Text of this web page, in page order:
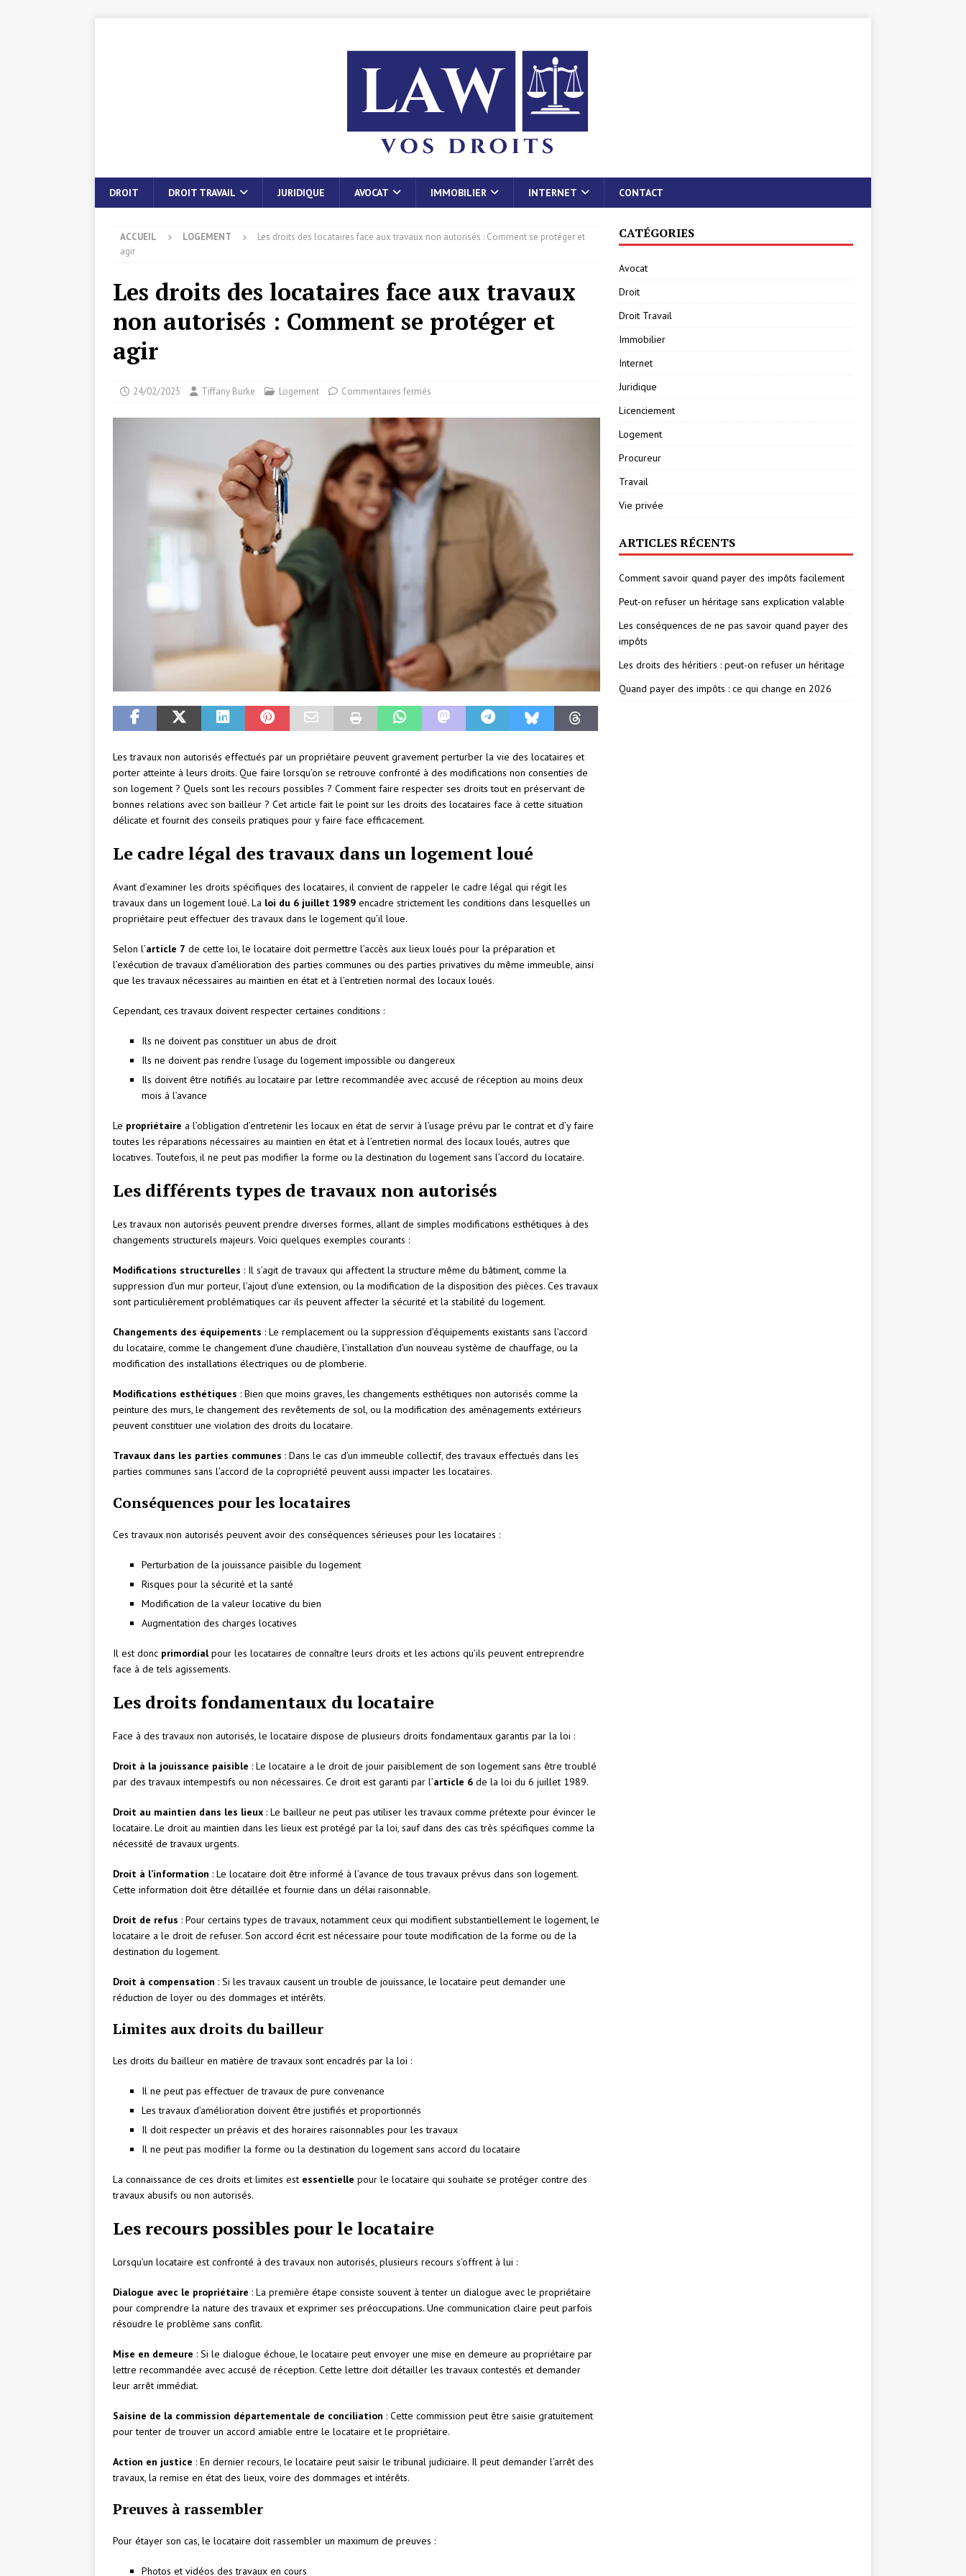
DROIT DROIT TRAVAIL JURIDIQUE AVOCAT IMMOBILIER INTERNET CONTACT
ACCUEIL LOGEMENT
Les droits des locataires face aux travaux non autorisés : Comment se protéger et
agir
Les droits des locataires face aux travaux
non autorisés : Comment se protéger et
agir
24/02/2025 Tiffany Burke Logement Commentaires fermés
Les travaux non autorisés effectués par un propriétaire peuvent gravement perturber la vie des locataires et
porter atteinte à leurs droits. Que faire lorsqu’on se retrouve confronté à des modifications non consenties de
son logement ? Quels sont les recours possibles ? Comment faire respecter ses droits tout en préservant de
bonnes relations avec son bailleur ? Cet article fait le point sur les droits des locataires face à cette situation
délicate et fournit des conseils pratiques pour y faire face efficacement.
Le cadre légal des travaux dans un logement loué
Avant d’examiner les droits spécifiques des locataires, il convient de rappeler le cadre légal qui régit les
travaux dans un logement loué. La loi du 6 juillet 1989 encadre strictement les conditions dans lesquelles un
propriétaire peut effectuer des travaux dans le logement qu’il loue.
Selon l’article 7 de cette loi, le locataire doit permettre l’accès aux lieux loués pour la préparation et
l’exécution de travaux d’amélioration des parties communes ou des parties privatives du même immeuble, ainsi
que les travaux nécessaires au maintien en état et à l’entretien normal des locaux loués.
Cependant, ces travaux doivent respecter certaines conditions :
Ils ne doivent pas constituer un abus de droit
Ils ne doivent pas rendre l’usage du logement impossible ou dangereux
Ils doivent être notifiés au locataire par lettre recommandée avec accusé de réception au moins deux
mois à l’avance
Le propriétaire a l’obligation d’entretenir les locaux en état de servir à l’usage prévu par le contrat et d’y faire
toutes les réparations nécessaires au maintien en état et à l’entretien normal des locaux loués, autres que
locatives. Toutefois, il ne peut pas modifier la forme ou la destination du logement sans l’accord du locataire.
Les différents types de travaux non autorisés
Les travaux non autorisés peuvent prendre diverses formes, allant de simples modifications esthétiques à des
changements structurels majeurs. Voici quelques exemples courants :
Modifications structurelles : Il s’agit de travaux qui affectent la structure même du bâtiment, comme la
suppression d’un mur porteur, l’ajout d’une extension, ou la modification de la disposition des pièces. Ces travaux
sont particulièrement problématiques car ils peuvent affecter la sécurité et la stabilité du logement.
Changements des équipements : Le remplacement ou la suppression d’équipements existants sans l’accord
du locataire, comme le changement d’une chaudière, l’installation d’un nouveau système de chauffage, ou la
modification des installations électriques ou de plomberie.
Modifications esthétiques : Bien que moins graves, les changements esthétiques non autorisés comme la
peinture des murs, le changement des revêtements de sol, ou la modification des aménagements extérieurs
peuvent constituer une violation des droits du locataire.
Travaux dans les parties communes : Dans le cas d’un immeuble collectif, des travaux effectués dans les
parties communes sans l’accord de la copropriété peuvent aussi impacter les locataires.
Conséquences pour les locataires
Ces travaux non autorisés peuvent avoir des conséquences sérieuses pour les locataires :
Perturbation de la jouissance paisible du logement
Risques pour la sécurité et la santé
Modification de la valeur locative du bien
Augmentation des charges locatives
Il est donc primordialpour les locataires de connaître leurs droits et les actions qu’ils peuvent entreprendre
face à de tels agissements.
Les droits fondamentaux du locataire
Face à des travaux non autorisés, le locataire dispose de plusieurs droits fondamentaux garantis par la loi :
Droit à la jouissance paisible : Le locataire a le droit de jouir paisiblement de son logement sans être troublé
par des travaux intempestifs ou non nécessaires. Ce droit est garanti par l’article 6 de la loi du 6 juillet 1989.
Droit au maintien dans les lieux : Le bailleur ne peut pas utiliser les travaux comme prétexte pour évincer le
locataire. Le droit au maintien dans les lieux est protégé par la loi, sauf dans des cas très spécifiques comme la
nécessité de travaux urgents.
Droit à l’information : Le locataire doit être informé à l’avance de tous travaux prévus dans son logement.
Cette information doit être détaillée et fournie dans un délai raisonnable.
Droit de refus : Pour certains types de travaux, notamment ceux qui modifient substantiellement le logement, le
locataire a le droit de refuser. Son accord écrit est nécessaire pour toute modification de la forme ou de la
destination du logement.
Droit à compensation : Si les travaux causent un trouble de jouissance, le locataire peut demander une
réduction de loyer ou des dommages et intérêts.
Limites aux droits du bailleur
Les droits du bailleur en matière de travaux sont encadrés par la loi :
Il ne peut pas effectuer de travaux de pure convenance
Les travaux d’amélioration doivent être justifiés et proportionnés
Il doit respecter un préavis et des horaires raisonnables pour les travaux
Il ne peut pas modifier la forme ou la destination du logement sans accord du locataire
La connaissance de ces droits et limites est essentielle pour le locataire qui souhaite se protéger contre des
travaux abusifs ou non autorisés.
Les recours possibles pour le locataire
Lorsqu’un locataire est confronté à des travaux non autorisés, plusieurs recours s’offrent à lui :
Dialogue avec le propriétaire : La première étape consiste souvent à tenter un dialogue avec le propriétaire
pour comprendre la nature des travaux et exprimer ses préoccupations. Une communication claire peut parfois
résoudre le problème sans conflit.
Mise en demeure : Si le dialogue échoue, le locataire peut envoyer une mise en demeure au propriétaire par
lettre recommandée avec accusé de réception. Cette lettre doit détailler les travaux contestés et demander
leur arrêt immédiat.
Saisine de la commission départementale de conciliation : Cette commission peut être saisie gratuitement
pour tenter de trouver un accord amiable entre le locataire et le propriétaire.
Action en justice : En dernier recours, le locataire peut saisir le tribunal judiciaire. Il peut demander l’arrêt des
travaux, la remise en état des lieux, voire des dommages et intérêts.
Preuves à rassembler
Pour étayer son cas, le locataire doit rassembler un maximum de preuves :
Photos et vidéos des travaux en cours
CATÉGORIES
Avocat
Droit
Droit Travail
Immobilier
Internet
Juridique
Licenciement
Logement
Procureur
Travail
Vie privée
ARTICLES RÉCENTS
Comment savoir quand payer des impôts facilement
Peut-on refuser un héritage sans explication valable
Les conséquences de ne pas savoir quand payer des
impôts
Les droits des héritiers : peut-on refuser un héritage
Quand payer des impôts : ce qui change en 2026